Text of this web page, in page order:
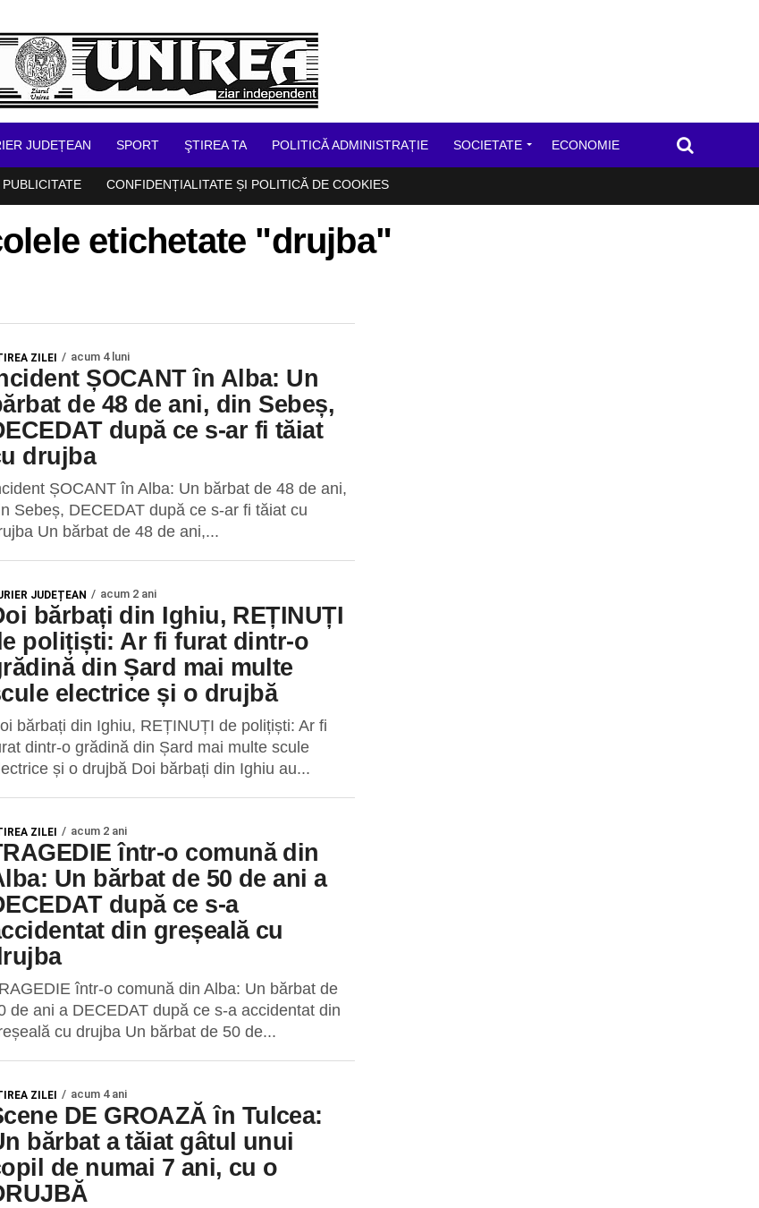
JUDEȚEAN SPORT ŞTIREA TA POLITICĂ ADMINISTRAȚIE SOCIETATE ECONOMIE
PUBLICITATE CONFIDENȚIALITATE ȘI POLITICĂ DE COOKIES
etichetate "drujba"
ZILEI acum 4 luni
ȘOCANT în Alba: Un
de 48 de ani, din Sebeș,
după ce s-ar fi tăiat
drujba
ȘOCANT în Alba: Un bărbat de 48 de ani,
Sebeș, DECEDAT după ce s-ar fi tăiat cu
Un bărbat de 48 de ani,...
JUDEȚEAN acum 2 ani
bărbați din Ighiu, REȚINUȚI
polițiști: Ar fi furat dintr-o
din Șard mai multe
electrice și o drujbă
bărbați din Ighiu, REȚINUȚI de polițiști: Ar fi
dintr-o grădină din Șard mai multe scule
și o drujbă Doi bărbați din Ighiu au...
ZILEI acum 2 ani
într-o comună din
Un bărbat de 50 de ani a
după ce s-a
din greșeală cu
într-o comună din Alba: Un bărbat de
de ani a DECEDAT după ce s-a accidentat din
cu drujba Un bărbat de 50 de...
ZILEI acum 4 ani
DE GROAZĂ în Tulcea:
bărbat a tăiat gâtul unui
de numai 7 ani, cu o